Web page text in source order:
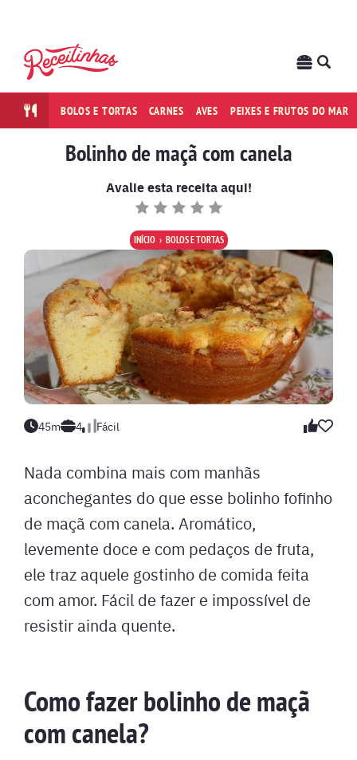
BOLOS E TORTAS CARNES AVES PEIXES E FRUTOS DO MAR
Bolinho de maçã com canela
Avalie esta receita aqui!
INÍCIO BOLOS E TORTAS
45m 4 Fácil
Nada combina mais com manhãs
aconchegantes do que esse bolinho fofinho
de maçã com canela. Aromático,
levemente doce e com pedaços de fruta,
ele traz aquele gostinho de comida feita
com amor. Fácil de fazer e impossível de
resistir ainda quente.
Como fazer bolinho de maçã
com canela?